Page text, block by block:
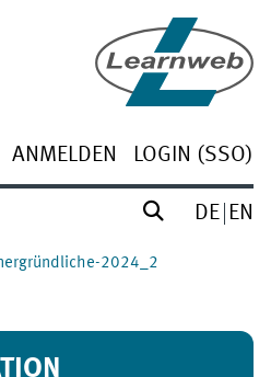
ANMELDEN LOGIN (SSO)
DE EN
2024_2